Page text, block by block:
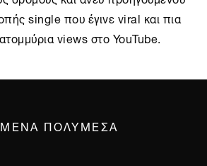
single που έγινε viral και πια
views στο YouTube.
ΠΟΛΥΜΈΣΑ